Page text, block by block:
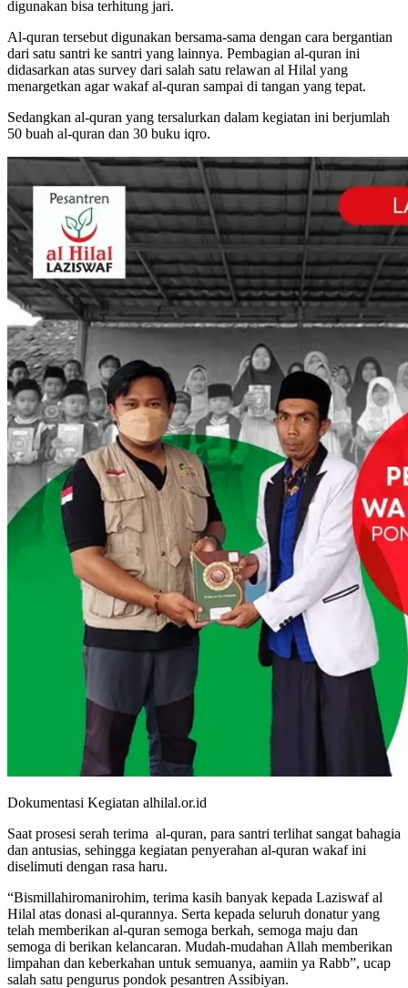
digunakan bisa terhitung jari.
Al-quran tersebut digunakan bersama-sama dengan cara bergantian
dari satu santri ke santri yang lainnya. Pembagian al-quran ini
didasarkan atas survey dari salah satu relawan al Hilal yang
menargetkan agar wakaf al-quran sampai di tangan yang tepat.
Sedangkan al-quran yang tersalurkan dalam kegiatan ini berjumlah
50 buah al-quran dan 30 buku iqro.
Dokumentasi Kegiatan alhilal.or.id
Saat prosesi serah terima al-quran, para santri terlihat sangat bahagia
dan antusias, sehingga kegiatan penyerahan al-quran wakaf ini
diselimuti dengan rasa haru.
“Bismillahiromanirohim, terima kasih banyak kepada Laziswaf al
Hilal atas donasi al-qurannya. Serta kepada seluruh donatur yang
telah memberikan al-quran semoga berkah, semoga maju dan
semoga di berikan kelancaran. Mudah-mudahan Allah memberikan
limpahan dan keberkahan untuk semuanya, aamiin ya Rabb”, ucap
salah satu pengurus pondok pesantren Assibiyan.